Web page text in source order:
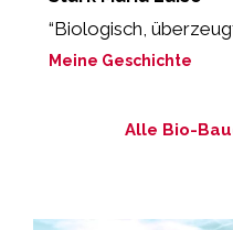
“Biologisch,
Meine Geschichte
Alle Bio-